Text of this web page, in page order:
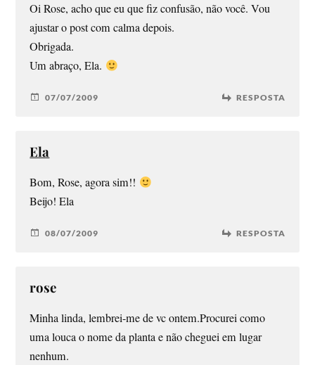
Oi Rose, acho que eu que fiz confusão, não você. Vou
ajustar o post com calma depois.
Obrigada.
Um abraço, Ela.
07/07/2009 RESPOSTA
Ela
Bom, Rose, agora sim!!
Beijo! Ela
08/07/2009 RESPOSTA
rose
Minha linda, lembrei-me de vc ontem.Procurei como
uma louca o nome da planta e não cheguei em lugar
nenhum.